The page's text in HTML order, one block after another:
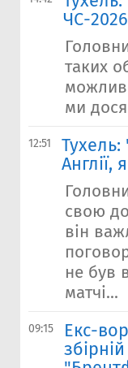
ЧС-
таких
ми
12:51
Англії,
свою
він
не був
матчі...
09:15
Екс-